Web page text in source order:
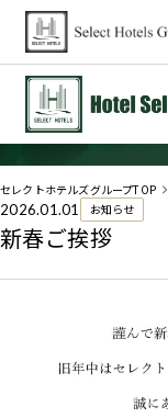
セレクトホテルズグループTOP
2026.01.01 お知らせ
新春ご挨拶